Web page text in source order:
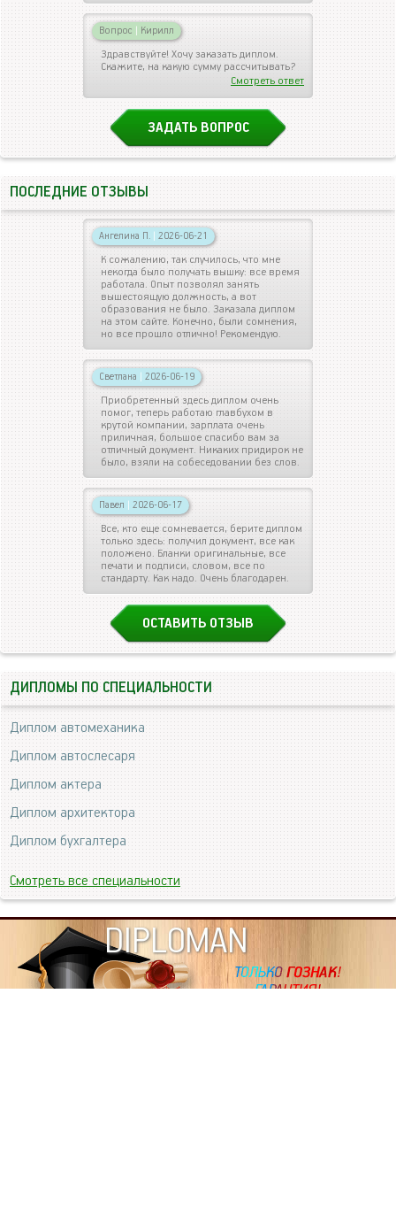
Вопрос | Кирилл
Здравствуйте! Хочу заказать диплом.
Скажите, на какую сумму рассчитывать?
Смотреть ответ
ЗАДАТЬ ВОПРОС
ПОСЛЕДНИЕ ОТЗЫВЫ
Ангелина П. | 2026-06-21
К сожалению, так случилось, что мне
некогда было получать вышку: все время
работала. Опыт позволял занять
вышестоящую должность, а вот
образования не было. Заказала диплом
на этом сайте. Конечно, были сомнения,
но все прошло отлично! Рекомендую.
Светлана | 2026-06-19
Приобретенный здесь диплом очень
помог, теперь работаю главбухом в
крутой компании, зарплата очень
приличная, большое спасибо вам за
отличный документ. Никаких придирок не
было, взяли на собеседовании без слов.
Павел | 2026-06-17
Все, кто еще сомневается, берите диплом
только здесь: получил документ, все как
положено. Бланки оригинальные, все
печати и подписи, словом, все по
стандарту. Как надо. Очень благодарен.
ОСТАВИТЬ ОТЗЫВ
ДИПЛОМЫ ПО СПЕЦИАЛЬНОСТИ
Диплом автомеханика
Диплом автослесаря
Диплом актера
Диплом архитектора
Диплом бухгалтера
Смотреть все специальности
DIPLOMAN